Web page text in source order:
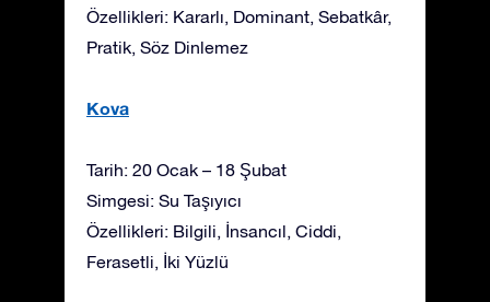
Özellikleri: Kararlı, Dominant, Sebatkâr,
Pratik, Söz Dinlemez
Kova
Tarih: 20 Ocak – 18 Şubat
Simgesi: Su Taşıyıcı
Özellikleri: Bilgili, İnsancıl, Ciddi,
Ferasetli, İki Yüzlü